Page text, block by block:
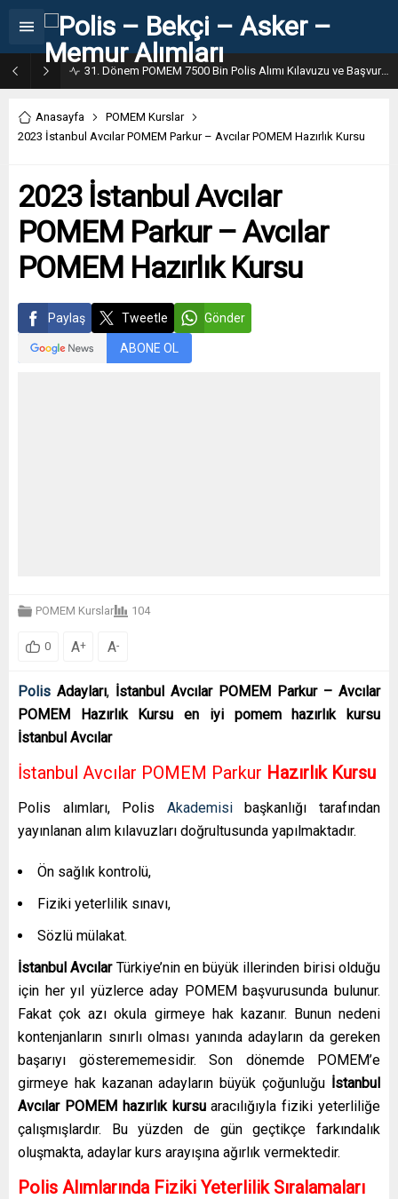
31. Dönem POMEM 7500 Bin Polis Alımı Kılavuzu ve Başvuru Ekranı
Anasayfa
POMEM Kurslar
2023 İstanbul Avcılar POMEM Parkur – Avcılar POMEM Hazırlık Kursu
2023 İstanbul Avcılar
POMEM Parkur – Avcılar
POMEM Hazırlık Kursu
Paylaş Tweetle Gönder
ABONE OL
POMEM Kurslar 104
0 A+ A-
Polis Adayları, İstanbul Avcılar POMEM Parkur – Avcılar
POMEM Hazırlık Kursu en iyi pomem hazırlık kursu
İstanbul Avcılar
İstanbul Avcılar POMEM Parkur Hazırlık Kursu
Polis alımları, Polis Akademisibaşkanlığı tarafından
yayınlanan alım kılavuzları doğrultusunda yapılmaktadır.
Ön sağlık kontrolü,
Fiziki yeterlilik sınavı,
Sözlü mülakat.
İstanbul Avcılar Türkiye’nin en büyük illerinden birisi olduğu
için her yıl yüzlerce aday POMEM başvurusunda bulunur.
Fakat çok azı okula girmeye hak kazanır. Bunun nedeni
kontenjanların sınırlı olması yanında adayların da gereken
başarıyı gösterememesidir. Son dönemde POMEM’e
girmeye hak kazanan adayların büyük çoğunluğu İstanbul
Avcılar POMEM hazırlık kursuaracılığıyla fiziki yeterliliğe
çalışmışlardır. Bu yüzden de gün geçtikçe farkındalık
oluşmakta, adaylar kurs arayışına ağırlık vermektedir.
Polis Alımlarında Fiziki Yeterlilik Sıralamaları